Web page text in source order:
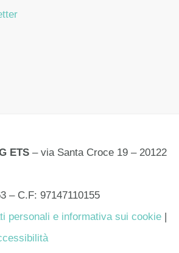
ETS – via Santa Croce 19 – 20122
– C.F: 97147110155
personali e informativa sui cookie |